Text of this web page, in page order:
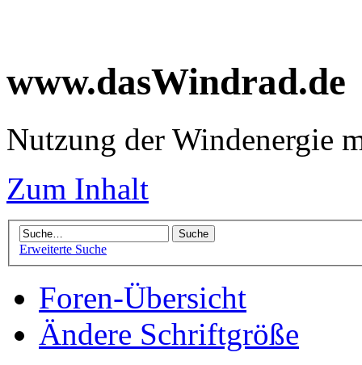
www.dasWindrad.de
Nutzung der Windenergie
Zum Inhalt
Erweiterte Suche
Foren-Übersicht
Ändere Schriftgröße